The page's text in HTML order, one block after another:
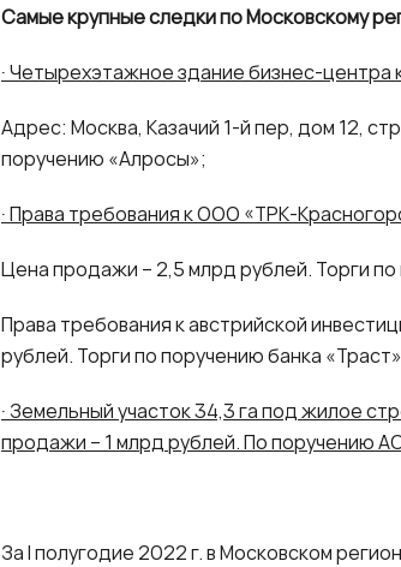
Самые крупные следки по Московскому
· Четырехэтажное здание бизнес-
Адрес: Москва, Казачий 1-й пер, дом 12,
поручению «Алросы»;
· Права требования к ООО «ТРК-
Цена продажи – 2,5 млрд рублей. Торги
Права требования к австрийской
рублей. Торги по поручению банка
· Земельный участок 34,3 га под жилое
продажи – 1 млрд рублей. По поручению
ЗаIполугодие 2022 г. в Московском